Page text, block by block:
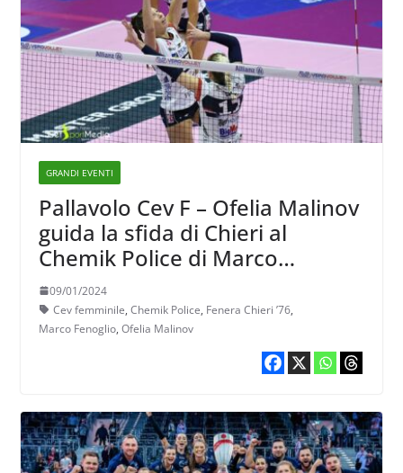
GRANDI EVENTI
Pallavolo Cev F – Ofelia Malinov
guida la sfida di Chieri al
Chemik Police di Marco
Fenoglio
09/01/2024
Cev femminile, Chemik Police, Fenera Chieri ’76,
Marco Fenoglio, Ofelia Malinov